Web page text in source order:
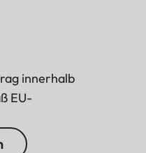
innerhalb
EU-